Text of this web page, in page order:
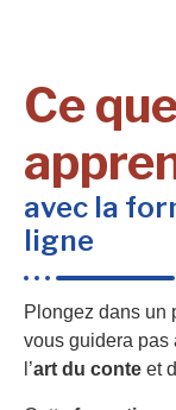
Ce
avec la
ligne
Plongez dans un
vous guidera pas
l’art du conte et